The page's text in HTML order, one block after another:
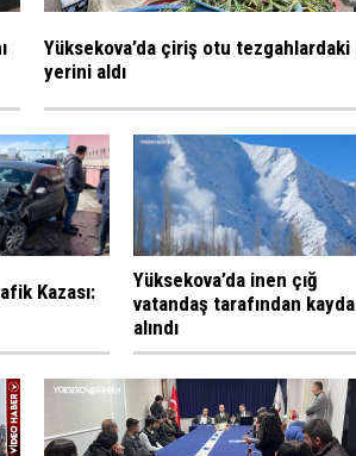
Yüksekova’da çiriş otu tezgahlardaki
yerini aldı
Kazası:
Yüksekova’da inen çığ
vatandaş tarafından kayda
alındı